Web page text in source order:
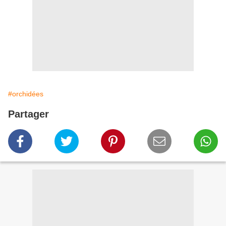
#orchidées
Partager